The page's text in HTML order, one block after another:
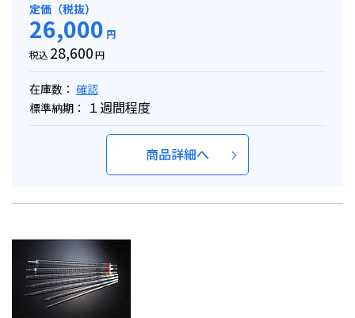
定価（税抜）
26,000 円
税込 28,600円
在庫数： 確認
標準納期：
１週間程度
商品詳細へ